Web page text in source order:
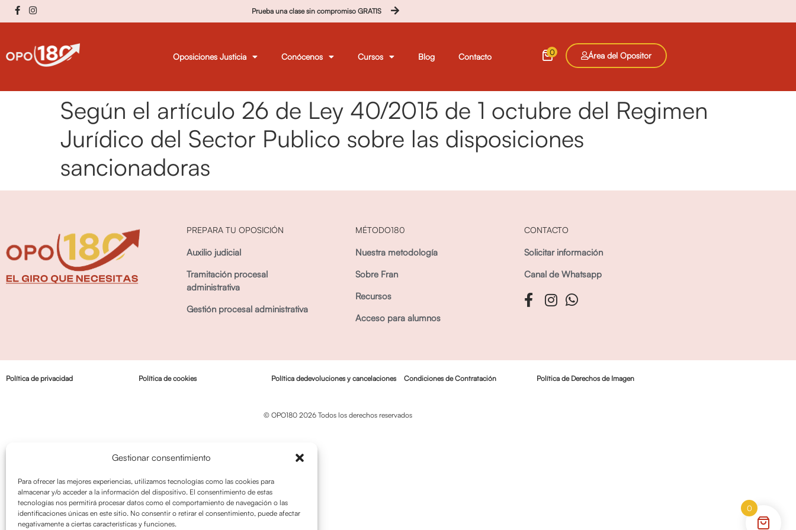
Gestionar consentimiento
Para ofrecer las mejores experiencias, utilizamos tecnologías como las cookies para
almacenar y/o acceder a la información del dispositivo. El consentimiento de estas
tecnologías nos permitirá procesar datos como el comportamiento de navegación o las
identificaciones únicas en este sitio. No consentir o retirar el consentimiento, puede afectar
negativamente a ciertas características y funciones.
Prueba una clase sin compromiso GRATIS
Oposiciones Justicia Conócenos Cursos Blog Contacto 0 Área del Opositor
Según el artículo 26 de Ley 40/2015 de 1 octubre del Regimen
Jurídico del Sector Publico sobre las disposiciones
sancionadoras
PREPARA TU OPOSICIÓN
Auxilio judicial
Tramitación procesal
administrativa
Gestión procesal administrativa
MÉTODO180
Nuestra metodología
Sobre Fran
Recursos
Acceso para alumnos
CONTACTO
Solicitar información
Canal de Whatsapp
Política de privacidad Política de cookies Política dedevoluciones y cancelaciones Condiciones de Contratación Política de Derechos de Imagen
© OPO180 2026 Todos los derechos reservados
0